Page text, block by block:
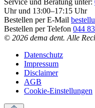
Uhr und 13:00–17:15 Uhr
Bestellen per E-Mail
Bestellen per Telefon 044
© 2026 dema dent. Alle
Datenschutz
Impressum
Disclaimer
AGB
Cookie-Einstellungen